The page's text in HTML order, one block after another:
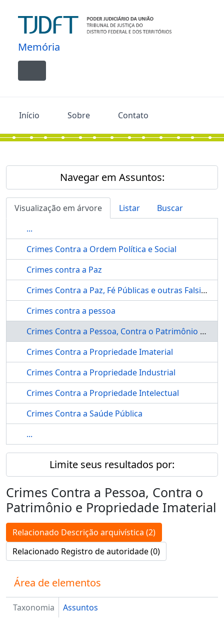
Memória
Toggle navigation
Início Sobre Contato
Navegar em Assuntos:
Visualização em árvore Listar
Buscar
...
Crimes Contra a Ordem Política e Social
Crimes contra a Paz
Crimes Contra a Paz, Fé Públicas e outras Falsidades
Crimes contra a pessoa
Crimes Contra a Pessoa, Contra o Patrimônio e Propriedade Imaterial
Crimes Contra a Propriedade Imaterial
Crimes Contra a Propriedade Industrial
Crimes Contra a Propriedade Intelectual
Crimes Contra a Saúde Pública
...
Limite seus resultados por:
Crimes Contra a Pessoa, Contra o
Patrimônio e Propriedade Imaterial
Relacionado Descrição arquivística (2)
Relacionado Registro de autoridade (0)
Área de elementos
Taxonomia Assuntos